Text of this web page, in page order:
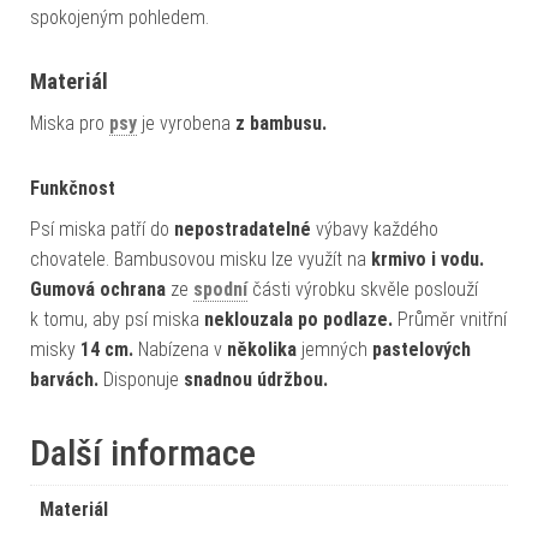
spokojeným pohledem.
Materiál
Miska pro psy je vyrobena z bambusu.
Funkčnost
Psí miska patří do nepostradatelné výbavy každého
chovatele. Bambusovou misku lze využít na krmivo i vodu.
Gumová ochrana ze spodníčásti výrobku skvěle poslouží
k tomu, aby psí miska neklouzala po podlaze. Průměr vnitřní
misky 14 cm. Nabízena v několika jemných pastelových
barvách. Disponuje snadnou údržbou.
Další informace
Materiál